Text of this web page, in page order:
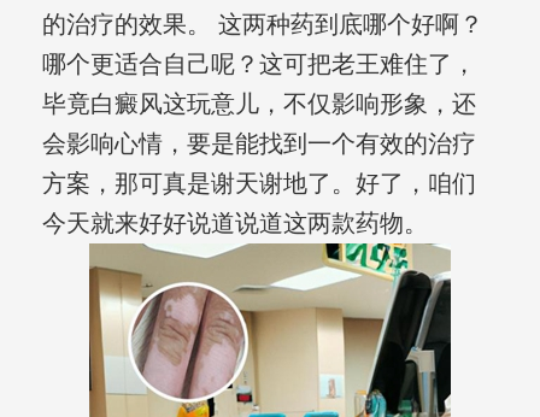
的治疗的效果。 这两种药到底哪个好啊？
哪个更适合自己呢？这可把老王难住了，
毕竟白癜风这玩意儿，不仅影响形象，还
会影响心情，要是能找到一个有效的治疗
方案，那可真是谢天谢地了。好了，咱们
今天就来好好说道说道这两款药物。